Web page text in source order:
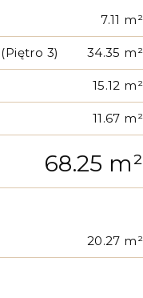
7.11 m²
(Piętro 3) 34.35 m²
15.12 m²
11.67 m²
68.25 m²
20.27 m²